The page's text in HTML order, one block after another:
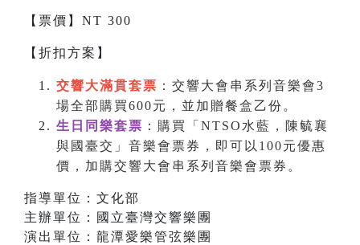
【票價】NT 300
【折扣方案】
交響大滿貫套票 ：交響大會串系列音樂會3
場全部購買600元，並加贈餐盒乙份 。
生日同樂套票 ：購買「NTSO水藍，陳毓襄
與國臺交」音樂會票券，即可以100元優惠
價，加購交響大會串系列音樂會票券。
指導單位：文化部
主辦單位：國立臺灣交響樂團
演出單位：龍潭愛樂管弦樂團